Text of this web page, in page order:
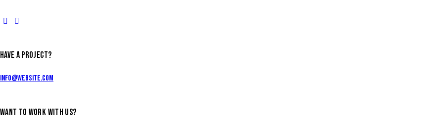
HAVE A PROJECT?
info@website.com
WANT TO WORK WITH US?